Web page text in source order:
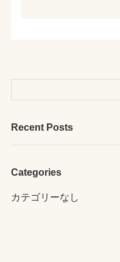
Recent Posts
Categories
カテゴリーなし